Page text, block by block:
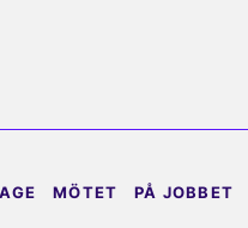
MÖTET PÅ JOBBET